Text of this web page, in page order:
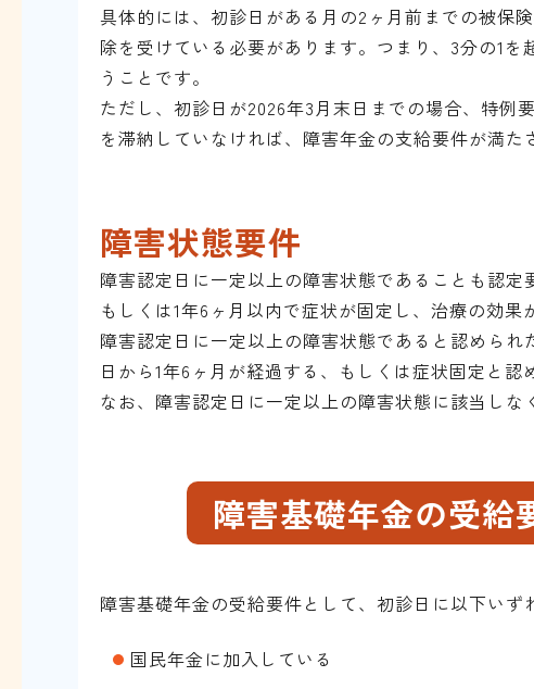
具体的には、初診日がある月の2ヶ月前までの被保
除を受けている必要があります。つまり、3分の1
うことです。
ただし、初診日が2026年3月末日までの場合、特例
を滞納していなければ、障害年金の支給要件が満た
障害状態要件
障害認定日に一定以上の障害状態であることも認定
もしくは1年6ヶ月以内で症状が固定し、治療の効果
障害認定日に一定以上の障害状態であると認めら
日から1年6ヶ月が経過する、もしくは症状固定と認
なお、障害認定日に一定以上の障害状態に該当し
障害基礎年金の受給
障害基礎年金の受給要件として、初診日に以下いず
国民年金に加入している